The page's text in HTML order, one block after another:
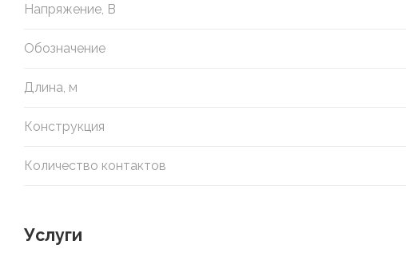
Напряжение, В
Обозначение
Длина, м
Конструкция
Количество контактов
Услуги